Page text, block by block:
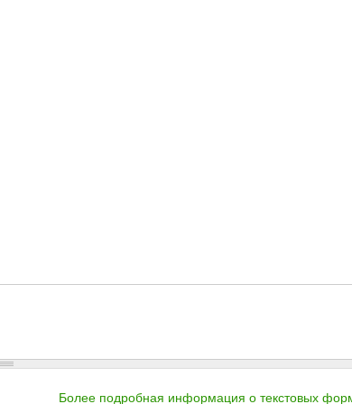
Более подробная информация о текстовых